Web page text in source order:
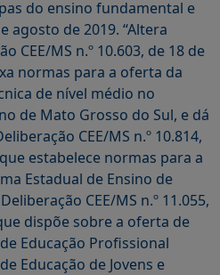
do ensino fundamental e
agosto de 2019. “Altera
CEE/MS n.º 10.603, de 18 de
normas para a oferta da
de nível médio no
de Mato Grosso do Sul, e dá
CEE/MS n.º 10.814,
estabelece normas para a
Estadual de Ensino de
CEE/MS n.º 11.055,
dispõe sobre a oferta de
Educação Profissional
Educação de Jovens e